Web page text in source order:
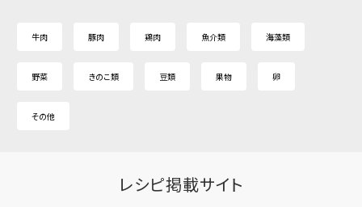
牛肉 豚肉 鶏肉 魚介類 海藻類
野菜 きのこ類 豆類 果物 卵
その他
レシピ掲載サイト